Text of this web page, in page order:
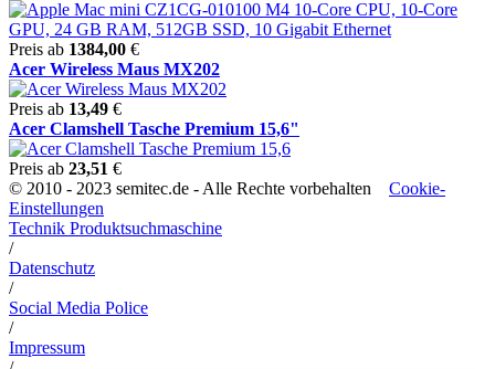
Preis ab 1384,00 €
Acer Wireless Maus MX202
Preis ab 13,49 €
Acer Clamshell Tasche Premium 15,6"
Preis ab 23,51 €
© 2010 - 2023 semitec.de - Alle Rechte vorbehalten Cookie-
Einstellungen
Technik Produktsuchmaschine
/
Datenschutz
/
Social Media Police
/
Impressum